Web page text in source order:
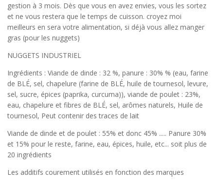
gestion à 3 mois. Dès que vous en avez envies, vous les sortez
et ne vous restera que le temps de cuisson. croyez moi
meilleurs en sera votre alimentation, si déjà vous allez manger
gras (pour les nuggets)
NUGGETS INDUSTRIEL
Ingrédients : Viande de dinde : 32 %, panure : 30% % (eau, farine
de BLÉ, sel, chapelure (farine de BLÉ, huile de tournesol, levure,
sel, sucre, épices (paprika, curcuma)), viande de poulet : 23%,
eau, chapelure et fibres de BLÉ, sel, arômes naturels, Huile de
tournesol, Peut contenir des traces de lait
Viande de dinde et de poulet : 55% et donc 45% ..... Panure 30%
et 15% pour le reste, farine, eau, épices, huile, etc... soit plus de
20 ingrédients
Les additifs courement utilisés en fonction des marques